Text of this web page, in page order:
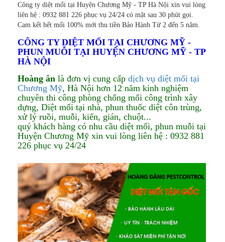
Công ty diệt mối tại Huyện Chương Mỹ - TP Hà Nội xin vui lòng
liên hệ : 0932 881 226 phục vụ 24/24 có mặt sau 30 phút gọi.
Cam kết hết mối 100% mới thu tiền Bảo Hành Từ 2 đến 5 năm.
CÔNG TY DIỆT MỐI TẠI CHƯƠNG MỸ -
PHUN MUỖI TẠI HUYỆN CHƯƠNG MỸ - TP
HÀ NỘI
Hoàng ân là đơn vị cung cấp dịch vụ diệt mối tại
Chương Mỹ, Hà Nội hơn 12 năm kinh nghiệm
chuyên thi công phòng chống mối công trình xây
dựng, Diệt mối tại nhà, phun thuốc diệt côn trùng,
xử lý ruồi, muỗi, kiến, gián, chuột...
quý khách hàng có nhu cầu diệt mối, phun muỗi tại
Huyện Chương Mỹ xin vui lòng liên hệ : 0932 881
226 phục vụ 24/24